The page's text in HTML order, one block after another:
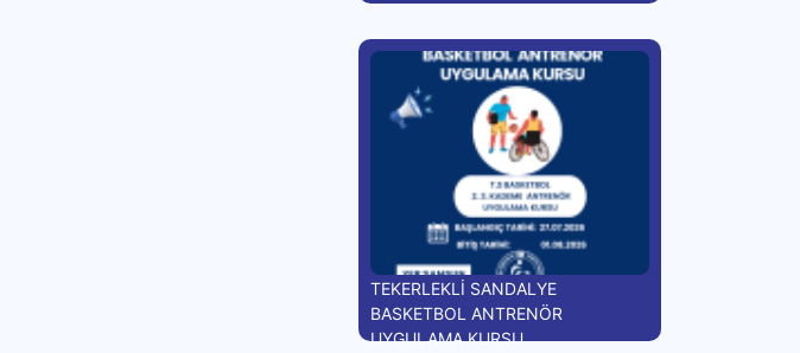
TEKERLEKLİ SANDALYE
BASKETBOL ANTRENÖR
UYGULAMA KURSU